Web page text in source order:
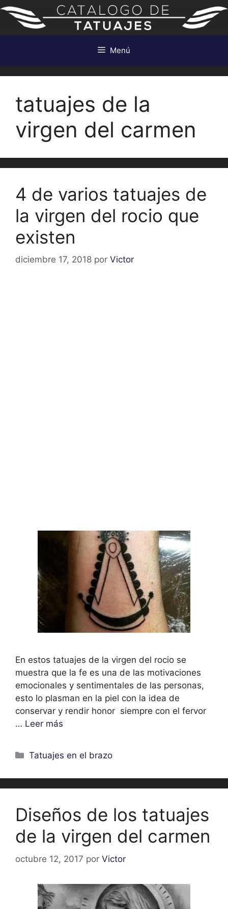
Saltar
contenido
Menú
tatuajes de la
virgen del carmen
4 de varios tatuajes de
la virgen del rocio que
existen
diciembre 17, 2018 por Victor
En estos tatuajes de la virgen del rocio se
muestra que la fe es una de las motivaciones
emocionales y sentimentales de las personas,
esto lo plasman en la piel con la idea de
conservar y rendir honor siempre con el fervor
… Leer más
Categorías
Tatuajes en el brazo
Diseños de los tatuajes
de la virgen del carmen
octubre 12, 2017 por Victor